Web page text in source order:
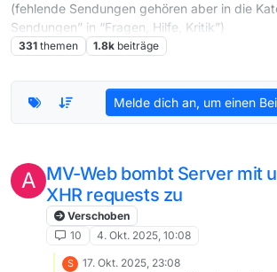
(fehlende Sendungen gehören aber in die
Sendungen” in “Fragen, Hilfe, Kritik”)
331 themen 1.8k beiträge
Melde dich an, um einen
A MV-Web bombt Server mit
XHR requests zu
Verschoben
10
4. Okt. 2025, 10:08
S
17. Okt. 2025, 23:08